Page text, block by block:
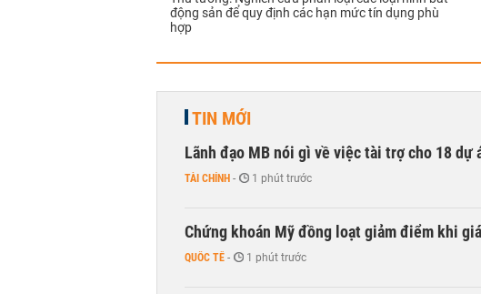
động sản để quy định các hạn mức tín dụng phù
hợp
TIN MỚI
Lãnh đạo MB nói gì về việc tài trợ cho 18 dự
TÀI CHÍNH - 1 phút trước
Chứng khoán Mỹ đồng loạt giảm điểm khi
QUỐC TẾ - 1 phút trước